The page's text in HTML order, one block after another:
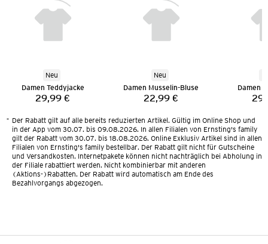
Neu
Damen Teddyjacke
Preis:
29,99 €
Neu
Damen Musselin-Bluse
Preis:
22,99 €
Damen
* Der Rabatt gilt auf alle bereits reduzierten Artikel. Gültig im Online Shop und
in der App vom 30.07. bis 09.08.2026. In allen Filialen von Ernsting's family
gilt der Rabatt vom 30.07. bis 18.08.2026. Online Exklusiv Artikel sind in allen
Filialen von Ernsting's family bestellbar. Der Rabatt gilt nicht für Gutscheine
und Versandkosten. Internetpakete können nicht nachträglich bei Abholung in
der Filiale rabattiert werden. Nicht kombinierbar mit anderen
(Aktions-)Rabatten. Der Rabatt wird automatisch am Ende des
Bezahlvorgangs abgezogen.